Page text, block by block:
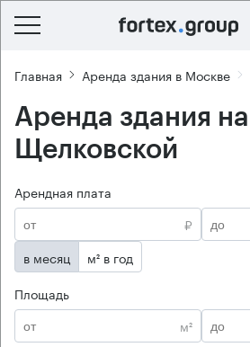
Главная Аренда здания в Москве
Аренда здания на
Щелковской
Арендная плата
₽
в месяц
м² в год
Площадь
м²